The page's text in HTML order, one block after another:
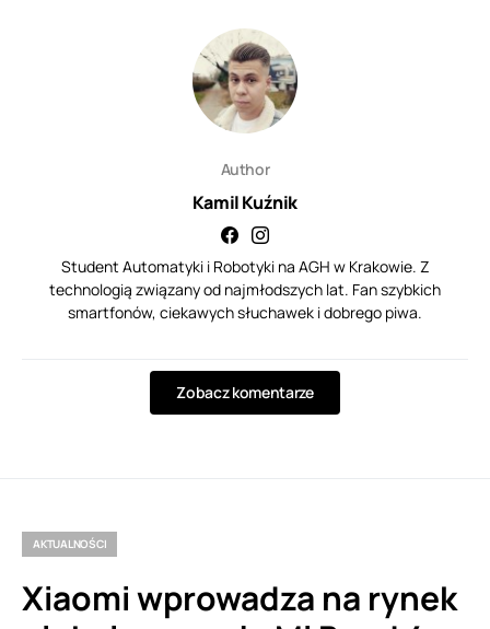
Author
Kamil Kuźnik
Student Automatyki i Robotyki na AGH w Krakowie. Z
technologią związany od najmłodszych lat. Fan szybkich
smartfonów, ciekawych słuchawek i dobrego piwa.
Zobacz komentarze
AKTUALNOŚCI
Xiaomi wprowadza na rynek